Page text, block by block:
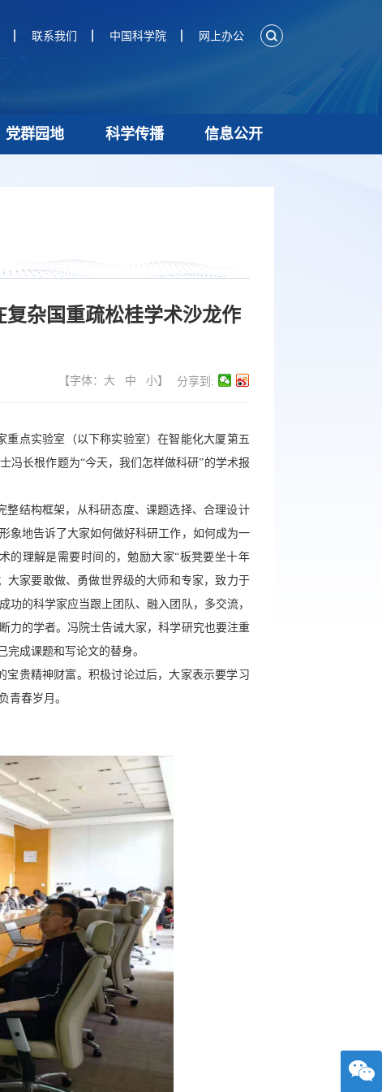
联系我们 中国科学院 网上办公
党群园地 科学传播 信息公开
杂国重疏松桂学术沙龙作
分享到:
【字体： 大 中 小】
重点实验室（以下称实验室）在智能化大厦第五
冯长根作题为“今天，我们怎样做科研”的学术报
整结构框架，从科研态度、课题选择、合理设计
象地告诉了大家如何做好科研工作，如何成为一
的理解是需要时间的，勉励大家“板凳要坐十年
大家要敢做、勇做世界级的大师和专家，致力于
的科学家应当跟上团队、融入团队，多交流，
力的学者。冯院士告诫大家，科学研究也要注重
成课题和写论文的替身。
贵精神财富。积极讨论过后，大家表示要学习
青春岁月。